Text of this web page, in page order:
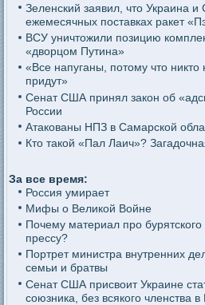
Зеленский заявил, что Украина
ежемесячных поставках ракет
ВСУ уничтожили позицию
«дворцом Путина»
«Все напуганы, потому что никто
придут»
Сенат США принял закон об
России
Атакованы НПЗ в Самарской
Кто такой «Пал Лаич»?
За все время:
Россия умирает
Мифы о Великой Войне
Почему материал про бурятского
прессу?
Портрет министра внутренних
семьи и братвы
Сенат США присвоит Украине
союзника, без всякого членства